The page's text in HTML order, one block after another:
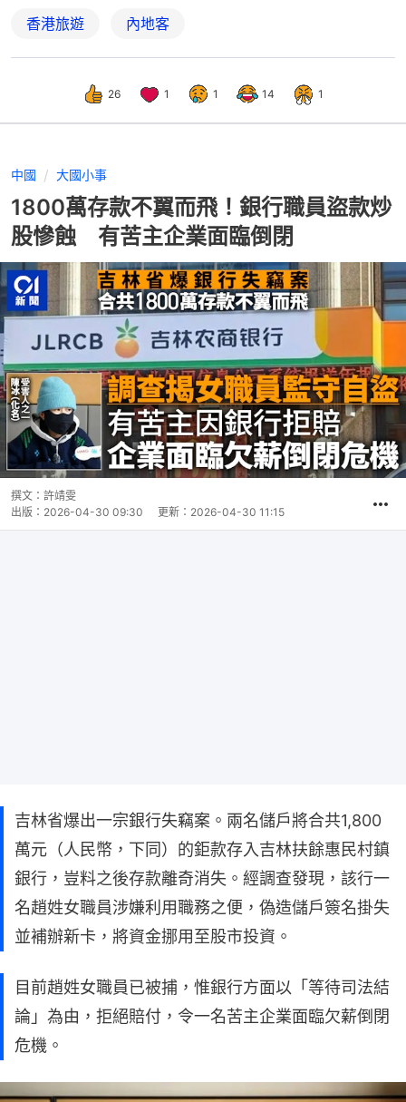
香港旅遊 內地客
26 1 1 14 1
中國 大國小事
1800萬存款不翼而飛！銀行職員盜款炒
股慘蝕 有苦主企業面臨倒閉
撰文： 許靖雯
出版： 2026-04-30 09:30 更新： 2026-04-30 11:15
吉林省爆出一宗銀行失竊案。兩名儲戶將合共1,800
萬元（人民幣，下同）的鉅款存入吉林扶餘惠民村鎮
銀行，豈料之後存款離奇消失。經調查發現，該行一
名趙姓女職員涉嫌利用職務之便，偽造儲戶簽名掛失
並補辦新卡，將資金挪用至股市投資。
目前趙姓女職員已被捕，惟銀行方面以「等待司法結
論」為由，拒絕賠付，令一名苦主企業面臨欠薪倒閉
危機。